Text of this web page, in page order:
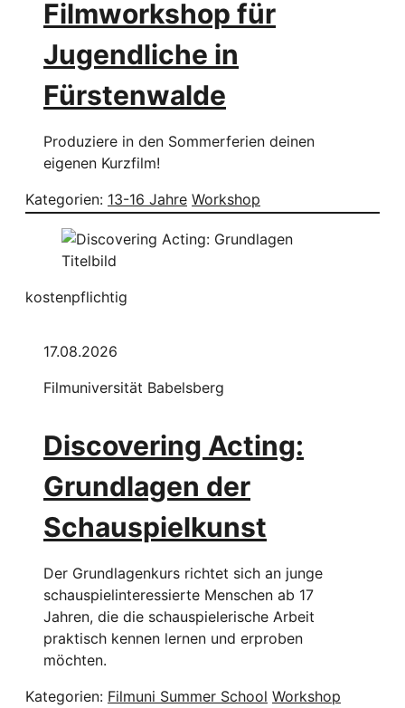
Filmworkshop für
Jugendliche in
Fürstenwalde
Produziere in den Sommerferien deinen
eigenen Kurzfilm!
Kategorien: 13-16 Jahre Workshop
kostenpflichtig
17.08.2026
Filmuniversität Babelsberg
Discovering Acting:
Grundlagen der
Schauspielkunst
Der Grundlagenkurs richtet sich an junge
schauspielinteressierte Menschen ab 17
Jahren, die die schauspielerische Arbeit
praktisch kennen lernen und erproben
möchten.
Kategorien: Filmuni Summer School Workshop